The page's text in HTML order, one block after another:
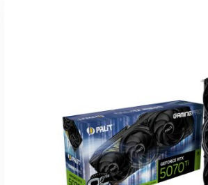
1-3 Werktage
IN DEN WARENKORB